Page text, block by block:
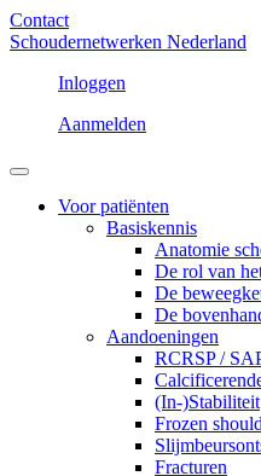
Contact
Schoudernetwerken Nederland
Inloggen
Aanmelden
Voor patiënten
Basiskennis
Anatomie
De rol van
De
De
Aandoeningen
RCRSP /
(In-)Stabiliteit
Frozen
Fracturen